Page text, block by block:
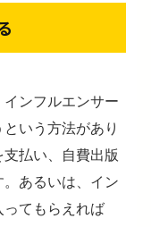
ンフルエンサー
いう方法があり
払い、自費出版
あるいは、イン
ってもらえれば